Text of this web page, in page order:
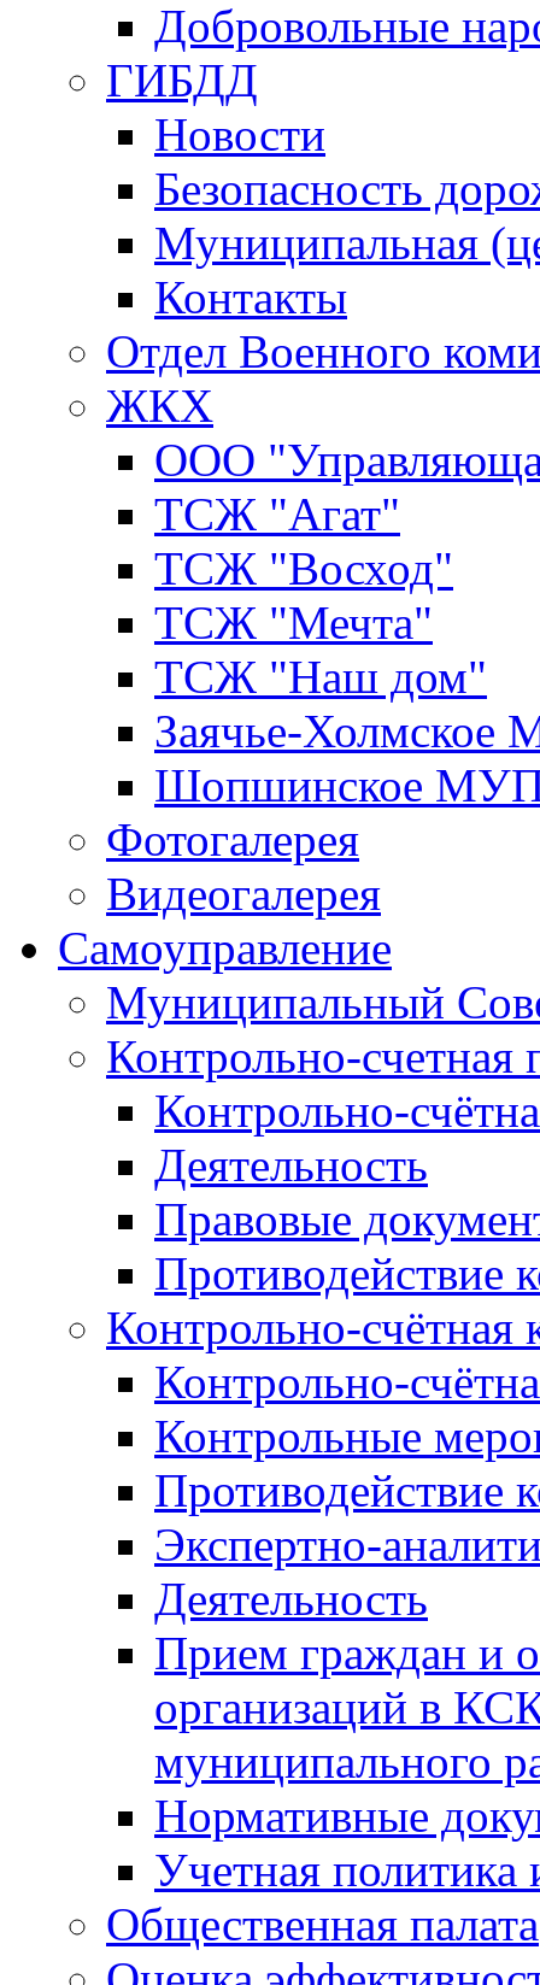
Добровольные
ГИБДД
Новости
Безопасность
Муниципальная
Контакты
Отдел Военного
ЖКХ
ООО
ТСЖ "Агат"
ТСЖ "Восход"
ТСЖ "Мечта"
ТСЖ "Наш дом"
Заячье-
Шопшинское
Фотогалерея
Видеогалерея
Самоуправление
Муниципальный
Контрольно-счетная
Контрольно-
Деятельность
Правовые
Противодействие
Контрольно-счётная
Контрольно-
Контрольные
Противодействие
Экспертно-
Деятельность
Прием граждан и
организаций в
муниципального
Нормативные
Учетная политика
Общественная палата